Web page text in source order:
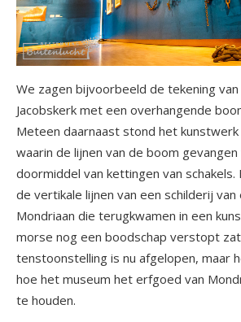
We zagen bijvoorbeeld de tekening
Jacobskerk met een overhangende
Meteen daarnaast stond het kunstwerk
waarin de lijnen van de boom
doormiddel van kettingen van schakels.
de vertikale lijnen van een schilderij van
Mondriaan die terugkwamen in een
morse nog een boodschap verstopt
tenstoonstelling is nu afgelopen, maar
hoe het museum het erfgoed van
te houden.